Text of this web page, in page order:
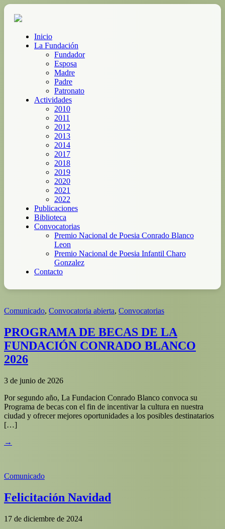
Inicio
La Fundación
Fundador
Esposa
Madre
Padre
Patronato
Actividades
2010
2011
2012
2013
2014
2017
2018
2019
2020
2021
2022
Publicaciones
Biblioteca
Convocatorias
Premio Nacional de Poesia Conrado Blanco
Leon
Premio Nacional de Poesia Infantil Charo
Gonzalez
Contacto
Comunicado, Convocatoria abierta, Convocatorias
PROGRAMA DE BECAS DE LA
FUNDACIÓN CONRADO BLANCO
2026
3 de junio de 2026
Por segundo año, La Fundacion Conrado Blanco convoca su
Programa de becas con el fin de incentivar la cultura en nuestra
ciudad y ofrecer mejores oportunidades a los posibles destinatarios
[…]
→
Comunicado
Felicitación Navidad
17 de diciembre de 2024